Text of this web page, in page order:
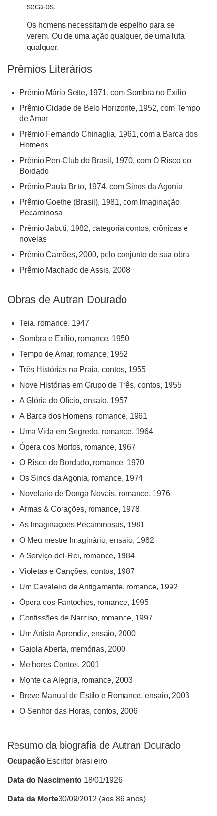
seca-os.
Os homens necessitam de espelho para se
verem. Ou de uma ação qualquer, de uma luta
qualquer.
Prêmios Literários
Prêmio Mário Sette, 1971, com Sombra no Exílio
Prêmio Cidade de Belo Horizonte, 1952, com Tempo
de Amar
Prêmio Fernando Chinaglia, 1961, com a Barca dos
Homens
Prêmio Pen-Club do Brasil, 1970, com O Risco do
Bordado
Prêmio Paula Brito, 1974, com Sinos da Agonia
Prêmio Goethe (Brasil), 1981, com Imaginação
Pecaminosa
Prêmio Jabuti, 1982, categoria contos, crônicas e
novelas
Prêmio Camões, 2000, pelo conjunto de sua obra
Prêmio Machado de Assis, 2008
Obras de Autran Dourado
Teia, romance, 1947
Sombra e Exílio, romance, 1950
Tempo de Amar, romance, 1952
Três Histórias na Praia, contos, 1955
Nove Histórias em Grupo de Três, contos, 1955
A Glória do Ofício, ensaio, 1957
A Barca dos Homens, romance, 1961
Uma Vida em Segredo, romance, 1964
Ópera dos Mortos, romance, 1967
O Risco do Bordado, romance, 1970
Os Sinos da Agonia, romance, 1974
Novelario de Donga Novais, romance, 1976
Armas & Corações, romance, 1978
As Imaginações Pecaminosas, 1981
O Meu mestre Imaginário, ensaio, 1982
A Serviço del-Rei, romance, 1984
Violetas e Canções, contos, 1987
Um Cavaleiro de Antigamente, romance, 1992
Ópera dos Fantoches, romance, 1995
Confissões de Narciso, romance, 1997
Um Artista Aprendiz, ensaio, 2000
Gaiola Aberta, memórias, 2000
Melhores Contos, 2001
Monte da Alegria, romance, 2003
Breve Manual de Estilo e Romance, ensaio, 2003
O Senhor das Horas, contos, 2006
Resumo da biografia de Autran Dourado
Ocupação Escritor brasileiro
Data do Nascimento 18/01/1926
Data da Morte30/09/2012 (aos 86 anos)